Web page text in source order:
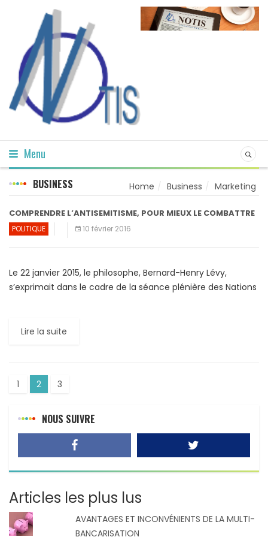
Menu
BUSINESS Home Business Marketing
COMPRENDRE L’ANTISEMITISME, POUR MIEUX LE COMBATTRE
POLITIQUE 10 février 2016
Le 22 janvier 2015, le philosophe, Bernard-Henry Lévy,
s’exprimait dans le cadre de la séance plénière des Nations
Lire la suite
1 2 3
NOUS SUIVRE
Articles les plus lus
AVANTAGES ET INCONVÉNIENTS DE LA MULTI-
BANCARISATION